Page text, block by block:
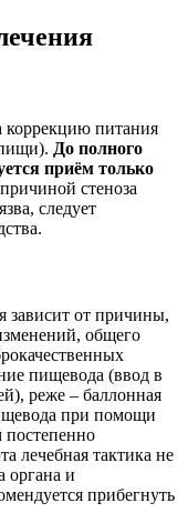
коррекцию питания
До полного
приём только
стеноза
следует
зависит от причины,
общего
пищевода (ввод в
реже – баллонная
при помощи
постепенно
лечебная тактика не
органа и
прибегнуть